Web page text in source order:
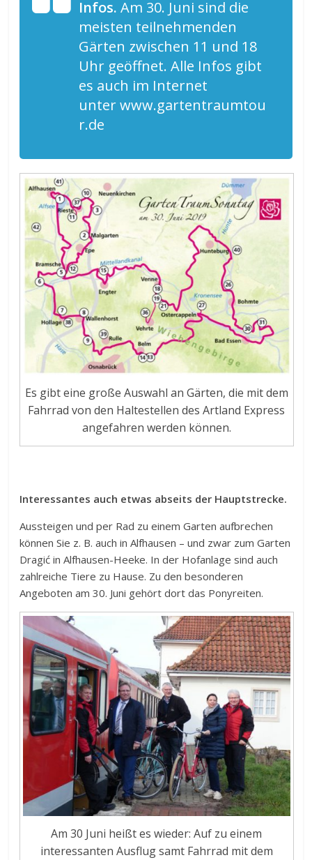
Infos.Am 30. Juni sind die
meisten teilnehmenden
Gärten zwischen 11 und 18
Uhr geöffnet. Alle Infos gibt
es auch im Internet
unter www.gartentraumtou
r.de
Es gibt eine große Auswahl an Gärten, die mit dem
Fahrrad von den Haltestellen des Artland Express
angefahren werden können.
Interessantes auch etwas abseits der Hauptstrecke.
Aussteigen und per Rad zu einem Garten aufbrechen
können Sie z. B. auch in Alfhausen – und zwar zum Garten
Dragić in Alfhausen-Heeke. In der Hofanlage sind auch
zahlreiche Tiere zu Hause. Zu den besonderen
Angeboten am 30. Juni gehört dort das Ponyreiten.
Am 30 Juni heißt es wieder: Auf zu einem
interessanten Ausflug samt Fahrrad mit dem